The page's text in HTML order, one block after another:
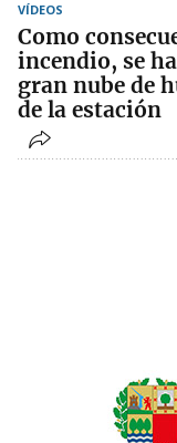
VÍDEOS
Como
incendio, se
gran nube de
de la estación